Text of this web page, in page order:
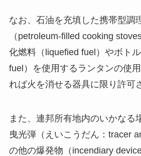
なお、石油を充填した携帯型調
（petroleum-filled cooking
化燃料（liquefied fuel）やボト
fuel）を使用するランタンの使
れば火を消せる器具に限り許可
また、連邦所有地内のいかなる
曳光弾（えいこうだん：tracer
の他の爆発物（incendiary